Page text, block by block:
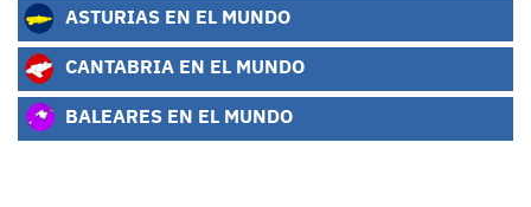
ASTURIAS EN EL MUNDO
CANTABRIA EN EL MUNDO
BALEARES EN EL MUNDO